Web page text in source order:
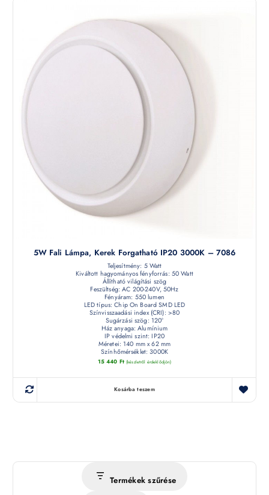
5W Fali Lámpa, Kerek Forgatható IP20 3000K – 7086
Teljesítmény: 5 Watt
Kiváltott hagyományos fényforrás: 50 Watt
Állítható világítási szög
Feszültség: AC 200-240V, 50Hz
Fényáram: 550 lumen
LED típus: Chip On Board SMD LED
Színvisszaadási index (CRI): >80
Sugárzási szög: 120°
Ház anyaga: Alumínium
IP védelmi szint: IP20
Méretei: 140 mm x 62 mm
Színhőmérséklet: 3000K
15 440 Ft (készletről érdeklődjön)
Kosárba teszem
Termékek szűrése